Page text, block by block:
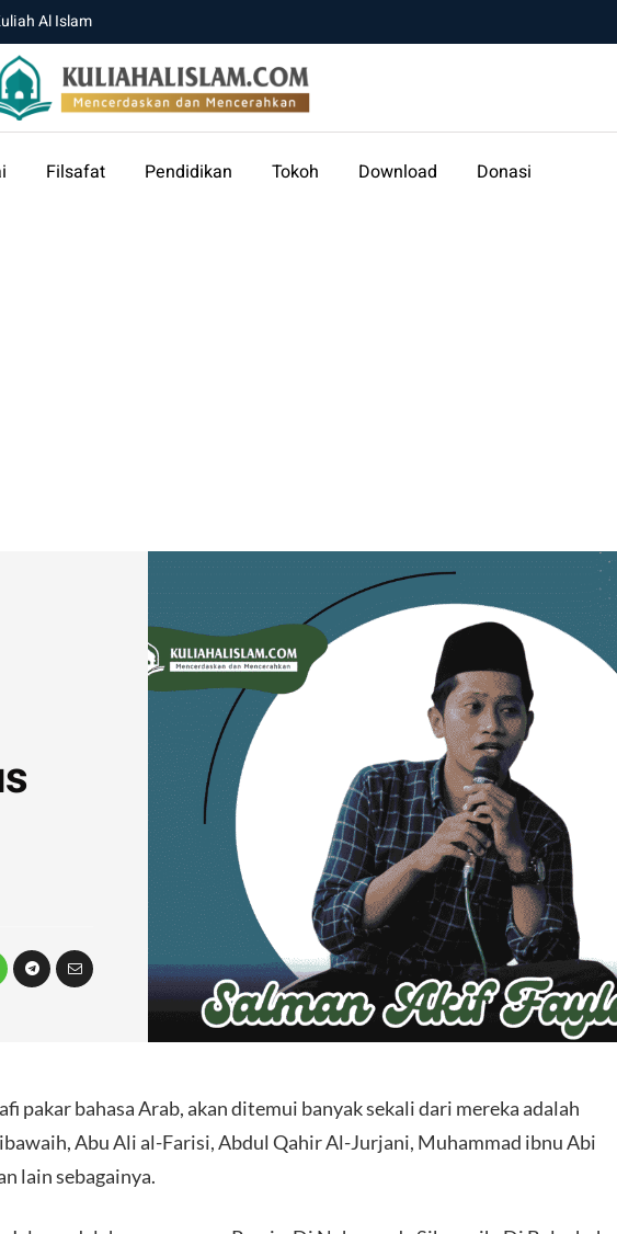
Al Islam
Filsafat Pendidikan Tokoh Download Donasi
pakar bahasa Arab, akan ditemui banyak sekali dari mereka adalah
Abu Ali al-Farisi, Abdul Qahir Al-Jurjani, Muhammad ibnu Abi
lain sebagainya.